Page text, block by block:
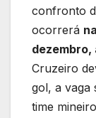
confronto
ocorrerá
dezembro,
Cruzeiro
gol, a vaga
time